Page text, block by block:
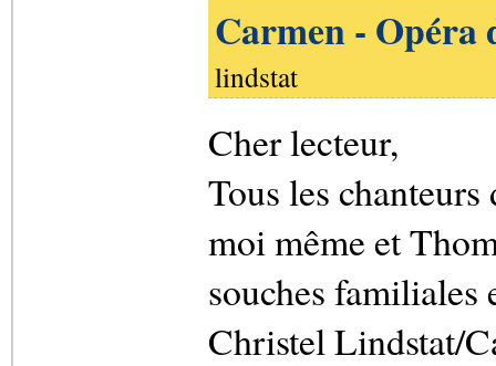
Carmen - Opéra
lindstat
Cher lecteur,
Tous les
moi même et
souches familiales
Christel Lindstat/